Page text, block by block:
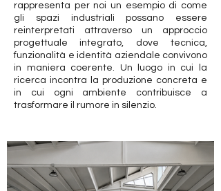
rappresenta per noi un esempio di come
gli spazi industriali possano essere
reinterpretati attraverso un approccio
progettuale integrato, dove tecnica,
funzionalità e identità aziendale convivono
in maniera coerente. Un luogo in cui la
ricerca incontra la produzione concreta e
in cui ogni ambiente contribuisce a
trasformare il rumore in silenzio.